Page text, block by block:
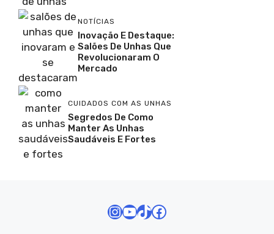
NOTÍCIAS
Inovação E Destaque:
Salões De Unhas Que
Revolucionaram O
Mercado
CUIDADOS COM AS UNHAS
Segredos De Como
Manter As Unhas
Saudáveis E Fortes
Instagram
Youtube
TikTok
Facebook